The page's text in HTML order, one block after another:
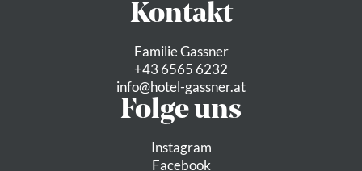
Kontakt
Familie Gassner
+43 6565 6232
info@hotel-gassner.at
Folge uns
Instagram
Facebook